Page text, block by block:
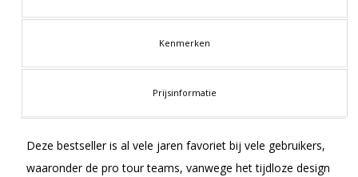
Kenmerken
Prijsinformatie
Deze bestseller is al vele jaren favoriet bij vele gebruikers,
waaronder de pro tour teams, vanwege het tijdloze design